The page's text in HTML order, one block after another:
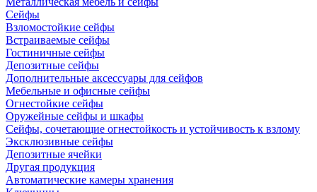
Сейфы
Взломостойкие сейфы
Встраиваемые сейфы
Гостиничные сейфы
Депозитные сейфы
Дополнительные аксессуары для сейфов
Мебельные и офисные сейфы
Огнестойкие сейфы
Оружейные сейфы и шкафы
Сейфы, сочетающие огнестойкость и устойчивость к взлому
Эксклюзивные сейфы
Депозитные ячейки
Другая продукция
Автоматические камеры хранения